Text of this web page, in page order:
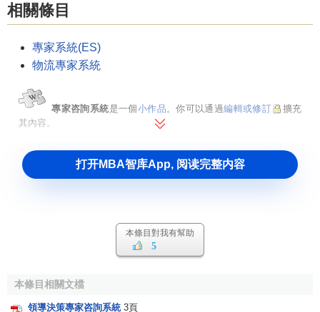
相關條目
專家系統(ES)
物流專家系統
專家咨詢系統是一個小作品。你可以通過編輯或修訂
擴充
其內容。
打开MBA智库App, 阅读完整内容
本條目對我有幫助
5
本條目相關文檔
領導決策專家咨詢系統 3頁